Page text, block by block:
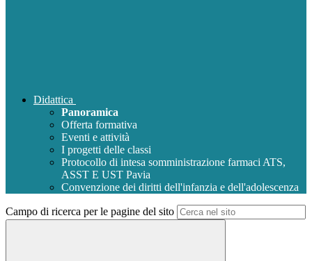
Didattica
Panoramica
Offerta formativa
Eventi e attività
I progetti delle classi
Protocollo di intesa somministrazione farmaci ATS,
ASST E UST Pavia
Convenzione dei diritti dell'infanzia e dell'adolescenza
Campo di ricerca per le pagine del sito